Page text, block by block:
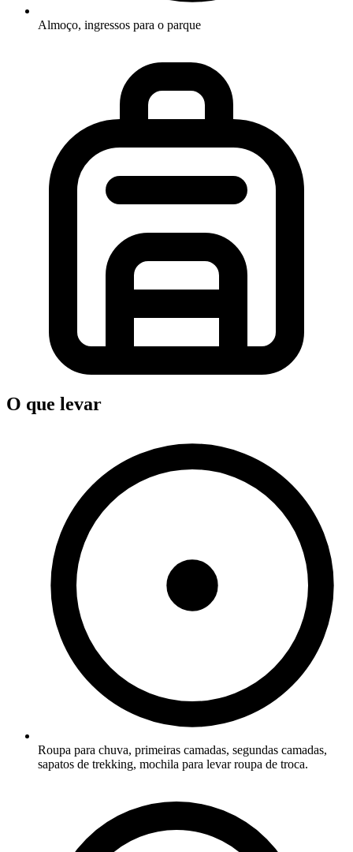
Almoço, ingressos para o parque
O que levar
Roupa para chuva, primeiras camadas, segundas camadas,
sapatos de trekking, mochila para levar roupa de troca.